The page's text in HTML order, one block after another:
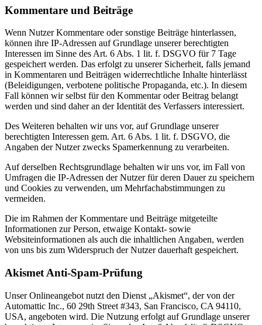
Kommentare und Beiträge
Wenn Nutzer Kommentare oder sonstige Beiträge hinterlassen,
können ihre IP-Adressen auf Grundlage unserer berechtigten
Interessen im Sinne des Art. 6 Abs. 1 lit. f. DSGVO für 7 Tage
gespeichert werden. Das erfolgt zu unserer Sicherheit, falls jemand
in Kommentaren und Beiträgen widerrechtliche Inhalte hinterlässt
(Beleidigungen, verbotene politische Propaganda, etc.). In diesem
Fall können wir selbst für den Kommentar oder Beitrag belangt
werden und sind daher an der Identität des Verfassers interessiert.
Des Weiteren behalten wir uns vor, auf Grundlage unserer
berechtigten Interessen gem. Art. 6 Abs. 1 lit. f. DSGVO, die
Angaben der Nutzer zwecks Spamerkennung zu verarbeiten.
Auf derselben Rechtsgrundlage behalten wir uns vor, im Fall von
Umfragen die IP-Adressen der Nutzer für deren Dauer zu speichern
und Cookies zu verwenden, um Mehrfachabstimmungen zu
vermeiden.
Die im Rahmen der Kommentare und Beiträge mitgeteilte
Informationen zur Person, etwaige Kontakt- sowie
Websiteinformationen als auch die inhaltlichen Angaben, werden
von uns bis zum Widerspruch der Nutzer dauerhaft gespeichert.
Akismet Anti-Spam-Prüfung
Unser Onlineangebot nutzt den Dienst „Akismet“, der von der
Automattic Inc., 60 29th Street #343, San Francisco, CA 94110,
USA, angeboten wird. Die Nutzung erfolgt auf Grundlage unserer